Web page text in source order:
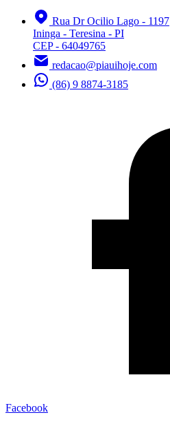
Rua Dr Ocilio Lago - 1197
Ininga - Teresina - PI
CEP - 64049765
redacao@piauihoje.com
(86) 9 8874-3185
Facebook